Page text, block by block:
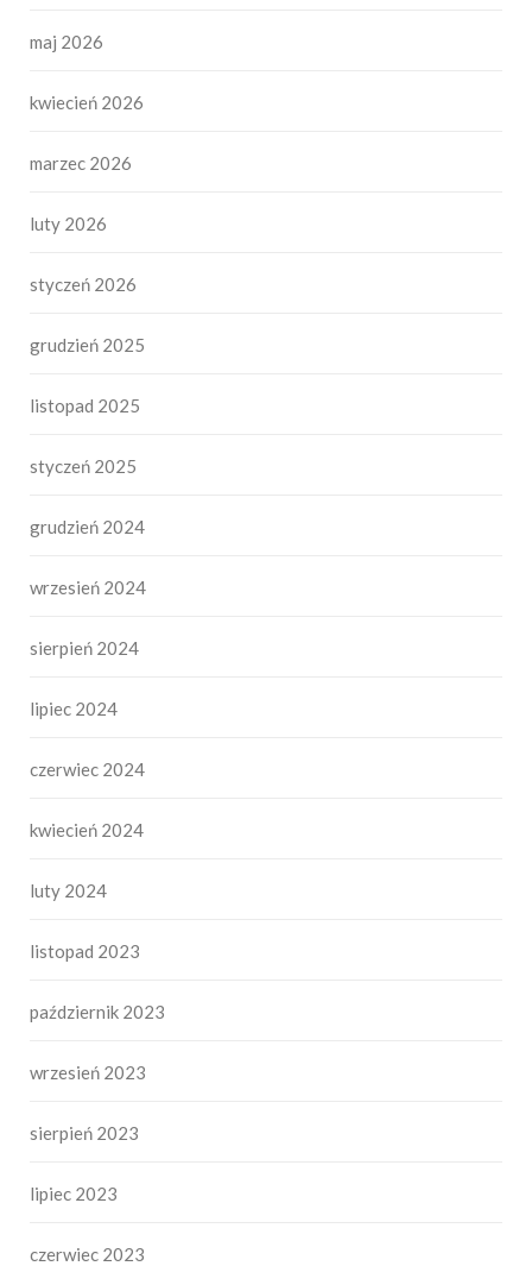
maj 2026
kwiecień 2026
marzec 2026
luty 2026
styczeń 2026
grudzień 2025
listopad 2025
styczeń 2025
grudzień 2024
wrzesień 2024
sierpień 2024
lipiec 2024
czerwiec 2024
kwiecień 2024
luty 2024
listopad 2023
październik 2023
wrzesień 2023
sierpień 2023
lipiec 2023
czerwiec 2023